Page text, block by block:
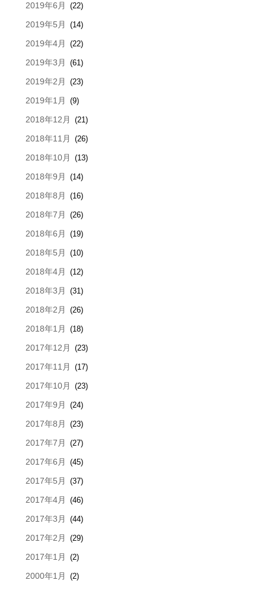
2019年6月 (22)
2019年5月 (14)
2019年4月 (22)
2019年3月 (61)
2019年2月 (23)
2019年1月 (9)
2018年12月 (21)
2018年11月 (26)
2018年10月 (13)
2018年9月 (14)
2018年8月 (16)
2018年7月 (26)
2018年6月 (19)
2018年5月 (10)
2018年4月 (12)
2018年3月 (31)
2018年2月 (26)
2018年1月 (18)
2017年12月 (23)
2017年11月 (17)
2017年10月 (23)
2017年9月 (24)
2017年8月 (23)
2017年7月 (27)
2017年6月 (45)
2017年5月 (37)
2017年4月 (46)
2017年3月 (44)
2017年2月 (29)
2017年1月 (2)
2000年1月 (2)